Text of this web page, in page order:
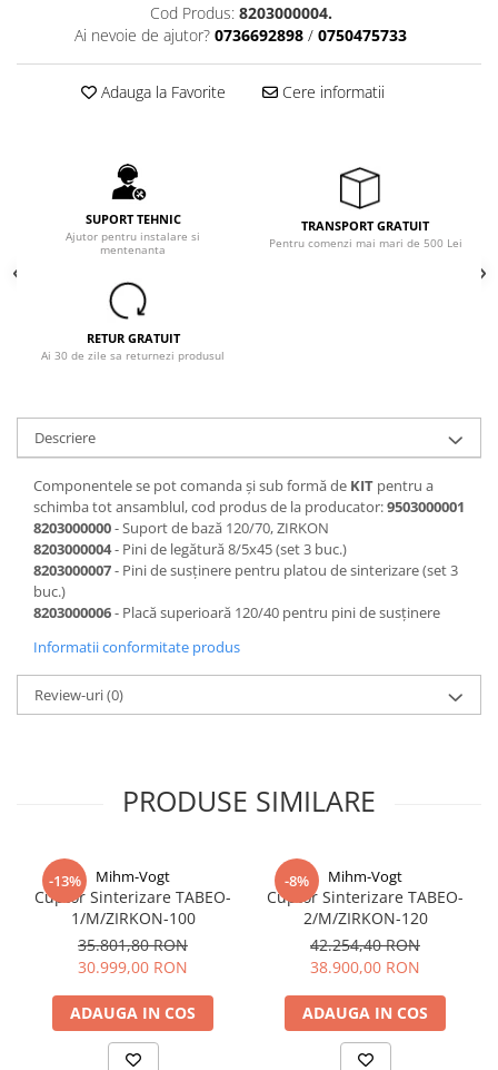
Cod Produs: 8203000004.
Ai nevoie de ajutor? 0736692898 / 0750475733
Adauga la Favorite Cere informatii
SUPORT TEHNIC
Ajutor pentru instalare si
mentenanta
TRANSPORT GRATUIT
Pentru comenzi mai mari de 500 Lei
RETUR GRATUIT
Ai 30 de zile sa returnezi produsul
Descriere
Componentele se pot comanda și sub formă de KIT pentru a
schimba tot ansamblul, cod produs de la producator:9503000001
8203000000- Suport de bază 120/70, ZIRKON
8203000004- Pini de legătură 8/5x45 (set 3 buc.)
8203000007- Pini de susținere pentru platou de sinterizare (set 3
buc.)
8203000006- Placă superioară 120/40 pentru pini de susținere
Informatii conformitate produs
Review-uri(0)
PRODUSE SIMILARE
-13% Mihm-Vogt
Cuptor Sinterizare TABEO-
1/M/ZIRKON-100
35.801,80 RON
30.999,00 RON
ADAUGA IN COS
-8% Mihm-Vogt
Cuptor Sinterizare TABEO-
2/M/ZIRKON-120
42.254,40 RON
38.900,00 RON
ADAUGA IN COS